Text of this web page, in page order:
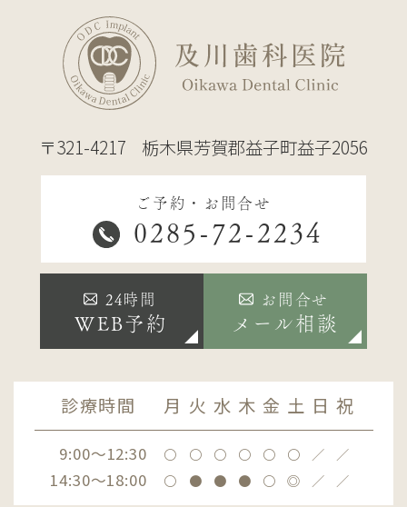
〒321-4217 栃木県芳賀郡益子町益子2056
ご予約・お問合せ
0285-72-2234
24時間
WEB予約
お問合せ
メール相談
診療時間 月 火 水 木 金 土 日 祝
9:00～12:30 〇 〇 〇 〇 〇 〇 ／ ／
14:30～18:00 〇 ● ● ● 〇 ◎ ／ ／